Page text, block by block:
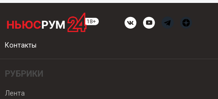
Контакты
РУБРИКИ
Лента